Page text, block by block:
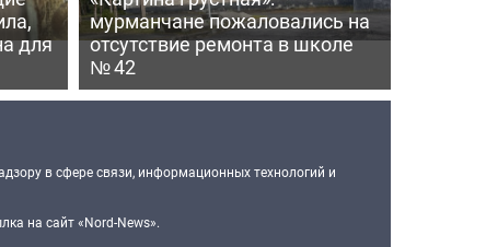
для
мурманчане пожаловались на
отсутствие ремонта в школе
№ 42
в сфере связи, информационных технологий и
на сайт «Nord-News».